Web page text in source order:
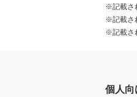
※記載さ
※記載さ
※記載さ
個人